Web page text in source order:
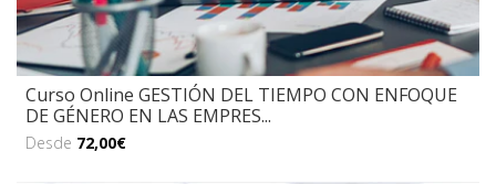
Curso Online GESTIÓN DEL TIEMPO CON ENFOQUE
DE GÉNERO EN LAS EMPRES...
Desde 72,00€